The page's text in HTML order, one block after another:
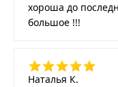
хороша до
большое !!!
Наталья К.